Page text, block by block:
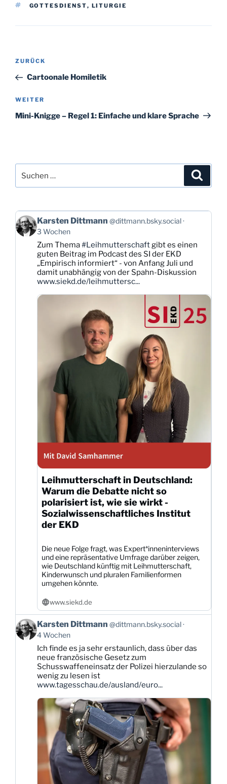
SCHLAGWÖRTER
GOTTESDIENST, LITURGIE
Beitragsnavigation
Vorheriger
Beitrag
ZURÜCK
Cartoonale Homiletik
Nächster
Beitrag
WEITER
Mini-Knigge – Regel 1: Einfache und klare Sprache
nach:
Beitrag
von
Karsten
Dittmann
Bluesky
ansehen
Karsten Dittmann @dittmann.bsky.social
3 Wochen
Zum Thema#Leihmutterschaftgibt es einen
guten Beitrag im Podcast des SI der EKD
„Empirisch informiert“ - von Anfang Juli und
damit unabhängig von der Spahn-Diskussion
www.siekd.de/leihmuttersc...
Leihmutterschaft in Deutschland:
Warum die Debatte nicht so
polarisiert ist, wie sie wirkt -
Sozialwissenschaftliches Institut
der EKD
Die neue Folge fragt, was Expert*inneninterviews
und eine repräsentative Umfrage darüber zeigen,
wie Deutschland künftig mit Leihmutterschaft,
Kinderwunsch und pluralen Familienformen
umgehen könnte.
www.siekd.de
Beitrag
von
Karsten
Dittmann
Bluesky
ansehen
Karsten Dittmann @dittmann.bsky.social
4 Wochen
Ich finde es ja sehr erstaunlich, dass über das
neue französische Gesetz zum
Schusswaffeneinsatz der Polizei hierzulande so
wenig zu lesen ist
www.tagesschau.de/ausland/euro...